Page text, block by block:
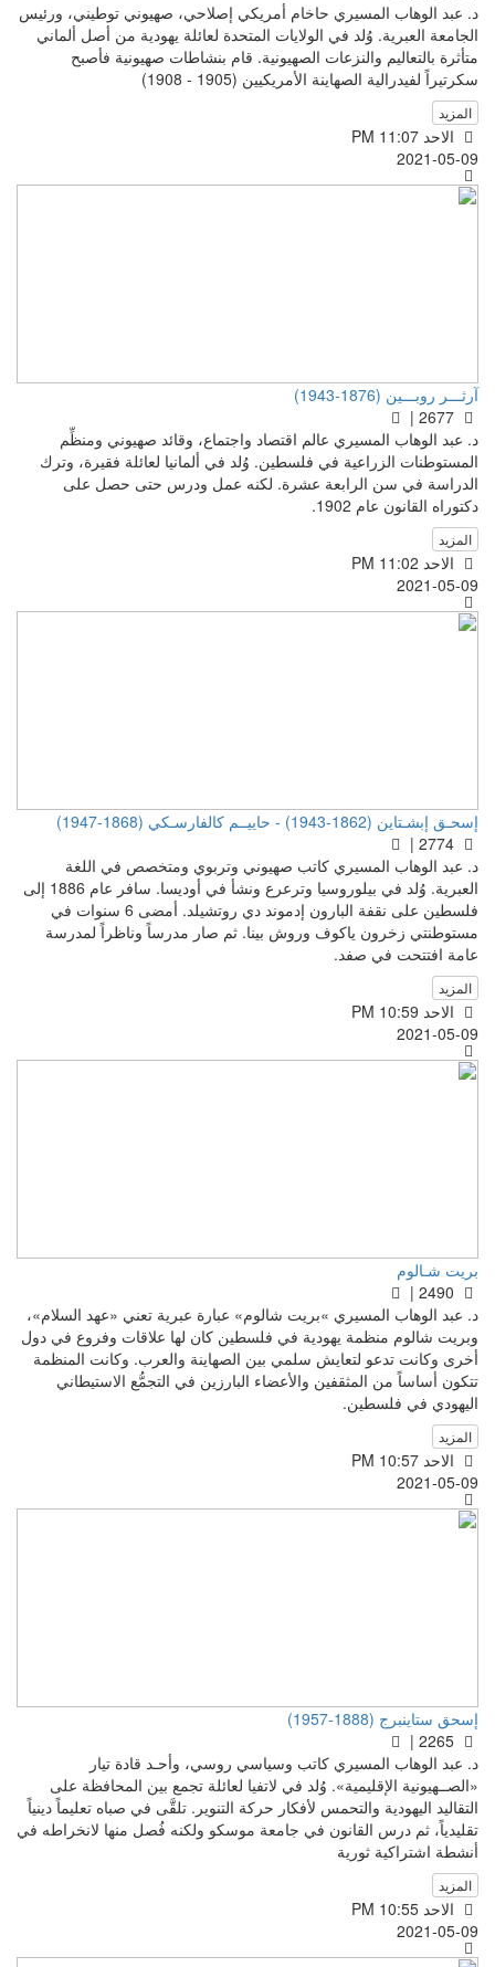
د. عبد الوهاب المسيري حاخام أمريكي إصلاحي، صهيوني توطيني، ورئيس
الجامعة العبرية. وُلد في الولايات المتحدة لعائلة يهودية من أصل ألماني
متأثرة بالتعاليم والنزعات الصهيونية. قام بنشاطات صهيونية فأصبح
سكرتيراً لفيدرالية الصهاينة الأمريكيين (1905 - 1908)
المزيد
الاحد PM 11:07
2021-05-09
آرثـــر روبـــين (1876-1943)
د. عبد الوهاب المسيري عالم اقتصاد واجتماع، وقائد صهيوني ومنظِّم
المستوطنات الزراعية في فلسطين. وُلد في ألمانيا لعائلة فقيرة، وترك
الدراسة في سن الرابعة عشرة. لكنه عمل ودرس حتى حصل على
دكتوراه القانون عام 1902.
المزيد
الاحد PM 11:02
2021-05-09
إسحـق إبشـتاين (1862-1943) - حاييــم كالفارسـكي (1868-1947)
د. عبد الوهاب المسيري كاتب صهيوني وتربوي ومتخصص في اللغة
العبرية. وُلد في بيلوروسيا وترعرع ونشأ في أوديسا. سافر عام 1886 إلى
فلسطين على نقفة البارون إدموند دي روتشيلد. أمضى 6 سنوات في
مستوطنتي زخرون ياكوف وروش بينا. ثم صار مدرساً وناظراً لمدرسة
عامة افتتحت في صفد.
المزيد
الاحد PM 10:59
2021-05-09
بريت شـالوم
د. عبد الوهاب المسيري »بريت شالوم» عبارة عبرية تعني «عهد السلام»،
وبريت شالوم منظمة يهودية في فلسطين كان لها علاقات وفروع في دول
أخرى وكانت تدعو لتعايش سلمي بين الصهاينة والعرب. وكانت المنظمة
تتكون أساساً من المثقفين والأعضاء البارزين في التجمُّع الاستيطاني
اليهودي في فلسطين.
المزيد
الاحد PM 10:57
2021-05-09
إسحق ستاينبرج (1888-1957)
د. عبد الوهاب المسيري كاتب وسياسي روسي، وأحـد قادة تيار
«الصــهيونية الإقليمية». وُلد في لاتفيا لعائلة تجمع بين المحافظة على
التقاليد اليهودية والتحمس لأفكار حركة التنوير. تلقَّى في صباه تعليماً دينياً
تقليدياً، ثم درس القانون في جامعة موسكو ولكنه فُصل منها لانخراطه في
أنشطة اشتراكية ثورية
المزيد
الاحد PM 10:55
2021-05-09